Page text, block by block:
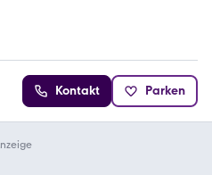
Kontakt Parken